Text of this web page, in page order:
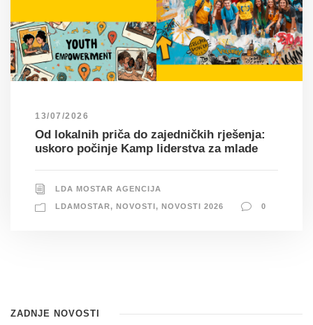
13/07/2026
Od lokalnih priča do zajedničkih rješenja:
uskoro počinje Kamp liderstva za mlade
LDA MOSTAR AGENCIJA
LDAMOSTAR, NOVOSTI , NOVOSTI 2026 0
ZADNJE NOVOSTI